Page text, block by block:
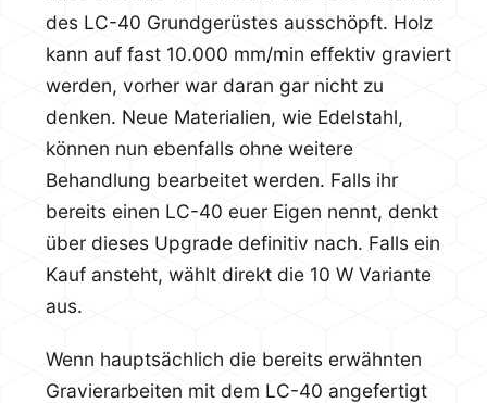
des LC-40 Grundgerüstes ausschöpft. Holz
kann auf fast 10.000 mm/min effektiv graviert
werden, vorher war daran gar nicht zu
denken. Neue Materialien, wie Edelstahl,
können nun ebenfalls ohne weitere
Behandlung bearbeitet werden. Falls ihr
bereits einen LC-40 euer Eigen nennt, denkt
über dieses Upgrade definitiv nach. Falls ein
Kauf ansteht, wählt direkt die 10 W Variante
aus.
Wenn hauptsächlich die bereits erwähnten
Gravierarbeiten mit dem LC-40 angefertigt